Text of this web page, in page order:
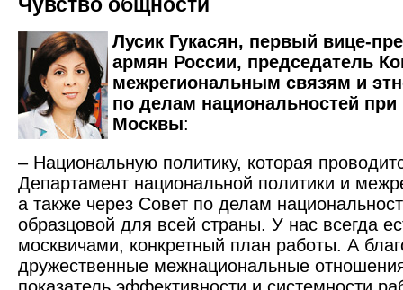
Лусик Гукасян, первый вице-
армян России, председатель
межрегиональным связям и
по делам национальностей при
Москвы:
– Национальную политику, которая
Департамент национальной политики и
а также через Совет по делам
образцовой для всей страны. У нас всегда
москвичами, конкретный план работы. А
дружественные межнациональные